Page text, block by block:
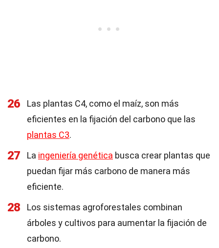
26
Las plantas C4, como el maíz, son más
eficientes en la fijación del carbono que las
plantas C3.
27 La ingeniería genética busca crear plantas que
puedan fijar más carbono de manera más
eficiente.
28
Los sistemas agroforestales combinan
árboles y cultivos para aumentar la fijación de
carbono.